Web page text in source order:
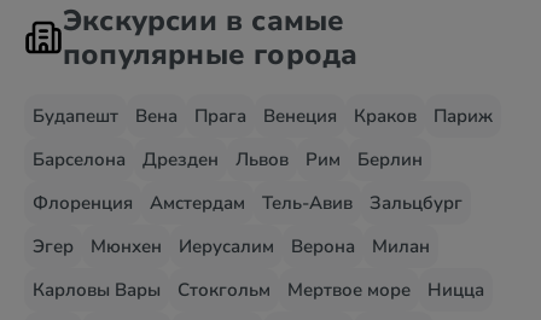
Экскурсии в самые
популярные города
Будапешт Вена Прага Венеция Краков
Париж
Барселона
Дрезден Львов Рим
Берлин
Флоренция
Амстердам Тель-Авив
Зальцбург
Эгер
Мюнхен Иерусалим Верона
Милан
Карловы Вары
Стокгольм Мертвое море
Ницца